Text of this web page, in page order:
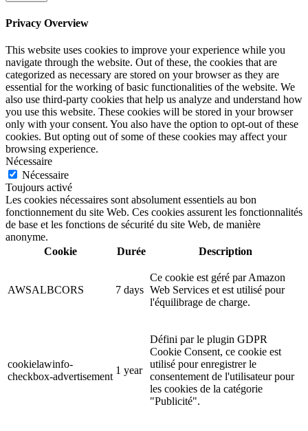
Privacy Overview
This website uses cookies to improve your experience while you
navigate through the website. Out of these, the cookies that are
categorized as necessary are stored on your browser as they are
essential for the working of basic functionalities of the website. We
also use third-party cookies that help us analyze and understand how
you use this website. These cookies will be stored in your browser
only with your consent. You also have the option to opt-out of these
cookies. But opting out of some of these cookies may affect your
browsing experience.
Nécessaire
Nécessaire
Toujours activé
Les cookies nécessaires sont absolument essentiels au bon
fonctionnement du site Web. Ces cookies assurent les fonctionnalités
de base et les fonctions de sécurité du site Web, de manière
anonyme.
Cookie
Durée Description
AWSALBCORS 7 days
Ce cookie est géré par Amazon
Web Services et est utilisé pour
l'équilibrage de charge.
cookielawinfo-
checkbox-advertisement
1 year
Défini par le plugin GDPR
Cookie Consent, ce cookie est
utilisé pour enregistrer le
consentement de l'utilisateur pour
les cookies de la catégorie
"Publicité".